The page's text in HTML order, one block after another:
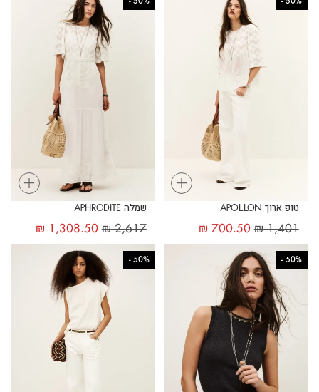
+
טופ ארוך APOLLON
₪1,401
₪ 700.50
+
שמלה APHRODITE
₪2,617
₪ 1,308.50
50%
-
50%
-